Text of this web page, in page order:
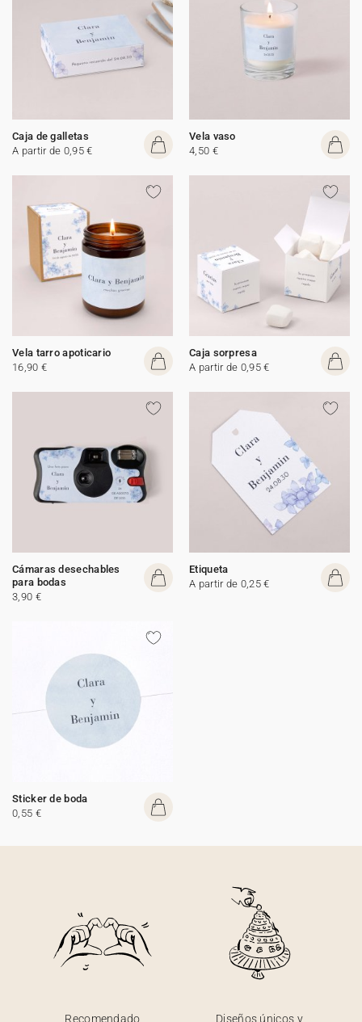
Caja de galletas
A partir de 0,95 €
Vela vaso
4,50 €
Vela tarro apoticario
16,90 €
Caja sorpresa
A partir de 0,95 €
Cámaras desechables
para bodas
3,90 €
Etiqueta
A partir de 0,25 €
Sticker de boda
0,55 €
Recomendado
Diseños únicos y